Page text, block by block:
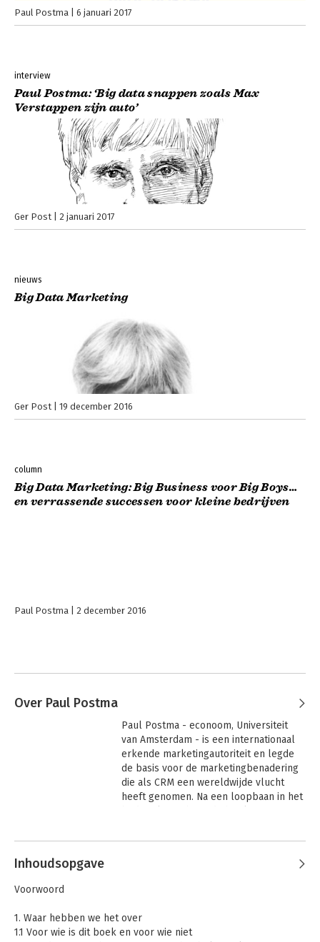
Paul Postma 6 januari 2017
interview
Paul Postma: ‘Big data snappen zoals Max
Verstappen zijn auto’
Ger Post 2 januari 2017
nieuws
Big Data Marketing
Ger Post 19 december 2016
column
Big Data Marketing: Big Business voor Big Boys…
en verrassende successen voor kleine bedrijven
Paul Postma 2 december 2016
Over Paul Postma
Paul Postma - econoom, Universiteit
van Amsterdam - is een internationaal
erkende marketingautoriteit en legde
de basis voor de marketingbenadering
die als CRM een wereldwijde vlucht
heeft genomen. Na een loopbaan in het
CRM praktijk op. Veelgevraagd spreker
Andere boeken door Paul Postma
Inhoudsopgave
Voorwoord
1. Waar hebben we het over
1.1 Voor wie is dit boek en voor wie niet